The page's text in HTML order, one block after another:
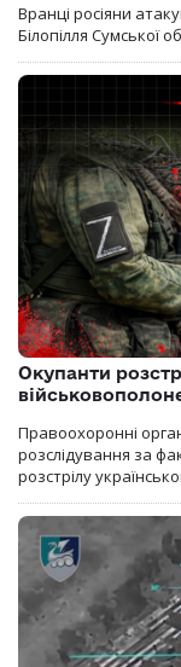
Вранці росіяни
Білопілля Сумської
Окупанти
Правоохоронні
розслідування за
розстрілу